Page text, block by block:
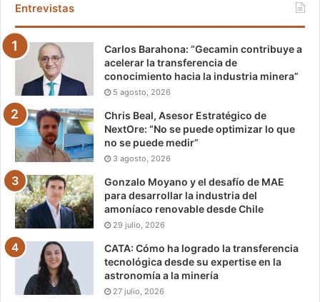
Entrevistas
Carlos Barahona: “Gecamin contribuye a
acelerar la transferencia de
conocimiento hacia la industria minera”
5 agosto, 2026
Chris Beal, Asesor Estratégico de
NextOre: “No se puede optimizar lo que
no se puede medir”
3 agosto, 2026
Gonzalo Moyano y el desafío de MAE
para desarrollar la industria del
amoníaco renovable desde Chile
29 julio, 2026
CATA: Cómo ha logrado la transferencia
tecnológica desde su expertise en la
astronomía a la minería
27 julio, 2026